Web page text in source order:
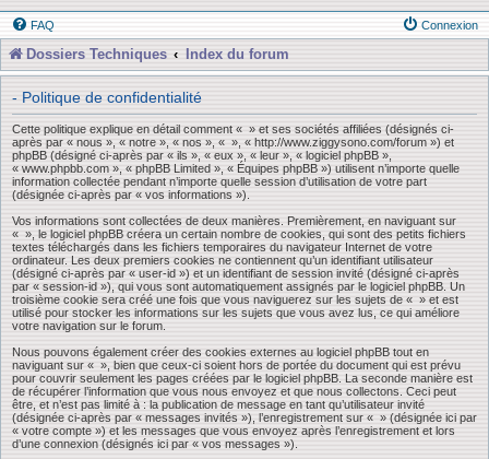
FAQ Connexion
Dossiers Techniques Index du forum
- Politique de confidentialité
Cette politique explique en détail comment « » et ses sociétés affiliées (désignés ci-
après par « nous », « notre », « nos », « », « http://www.ziggysono.com/forum ») et
phpBB (désigné ci-après par « ils », « eux », « leur », « logiciel phpBB »,
« www.phpbb.com », « phpBB Limited », « Équipes phpBB ») utilisent n’importe quelle
information collectée pendant n’importe quelle session d’utilisation de votre part
(désignée ci-après par « vos informations »).
Vos informations sont collectées de deux manières. Premièrement, en naviguant sur
« », le logiciel phpBB créera un certain nombre de cookies, qui sont des petits fichiers
textes téléchargés dans les fichiers temporaires du navigateur Internet de votre
ordinateur. Les deux premiers cookies ne contiennent qu’un identifiant utilisateur
(désigné ci-après par « user-id ») et un identifiant de session invité (désigné ci-après
par « session-id »), qui vous sont automatiquement assignés par le logiciel phpBB. Un
troisième cookie sera créé une fois que vous naviguerez sur les sujets de « » et est
utilisé pour stocker les informations sur les sujets que vous avez lus, ce qui améliore
votre navigation sur le forum.
Nous pouvons également créer des cookies externes au logiciel phpBB tout en
naviguant sur « », bien que ceux-ci soient hors de portée du document qui est prévu
pour couvrir seulement les pages créées par le logiciel phpBB. La seconde manière est
de récupérer l’information que vous nous envoyez et que nous collectons. Ceci peut
être, et n’est pas limité à : la publication de message en tant qu’utilisateur invité
(désignée ci-après par « messages invités »), l’enregistrement sur « » (désignée ici par
« votre compte ») et les messages que vous envoyez après l’enregistrement et lors
d’une connexion (désignés ici par « vos messages »).